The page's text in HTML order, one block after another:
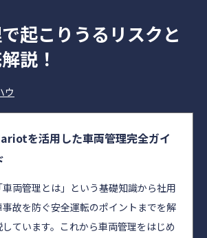
起こりうるリスクと
説！
ウ
を活用した車両管理完全ガイ
「車両管理とは」という基礎知識から社用
事故を防ぐ安全運転のポイントまでを解
しています。これから車両管理をはじめ